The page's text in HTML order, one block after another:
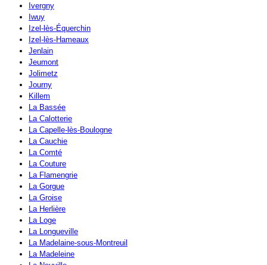
Ivergny
Iwuy
Izel-lès-Équerchin
Izel-lès-Hameaux
Jenlain
Jeumont
Jolimetz
Journy
Killem
La Bassée
La Calotterie
La Capelle-lès-Boulogne
La Cauchie
La Comté
La Couture
La Flamengrie
La Gorgue
La Groise
La Herlière
La Loge
La Longueville
La Madelaine-sous-Montreuil
La Madeleine